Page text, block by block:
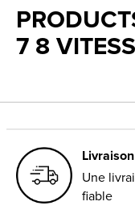
7 8
Une
fiable